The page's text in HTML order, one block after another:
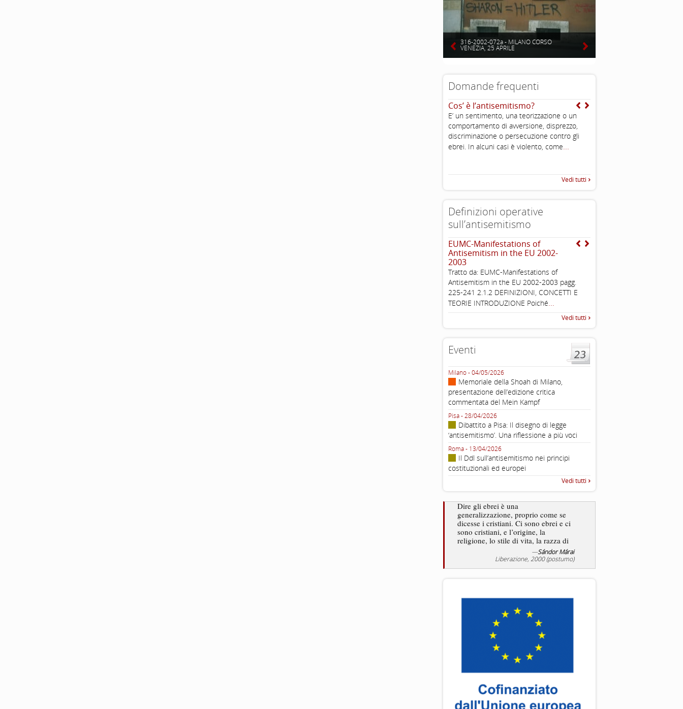
316-2002-072a - MILANO CORSO
VENEZIA, 25 APRILE
Domande frequenti
Cos’ è l’antisemitismo?
E’ un sentimento, una teorizzazione o un
comportamento di avversione, disprezzo,
discriminazione o persecuzione contro gli
ebrei. In alcuni casi è violento, come...
Vedi tutti
Definizioni operative
sull’antisemitismo
EUMC-Manifestations of
Antisemitism in the EU 2002-
2003
Tratto da: EUMC-Manifestations of
Antisemitism in the EU 2002-2003 pagg.
225-241 2.1.2 DEFINIZIONI, CONCETTI E
TEORIE INTRODUZIONE Poiché...
Vedi tutti
Eventi
Milano - 04/05/2026
Memoriale della Shoah di Milano,
presentazione dell’edizione critica
commentata del Mein Kampf
Pisa - 28/04/2026
Dibattito a Pisa: Il disegno di legge
‘antisemitismo’. Una riflessione a più voci
Roma - 13/04/2026
Il Ddl sull’antisemitismo nei principi
costituzionali ed europei
Vedi tutti
Dire gli ebrei è una
generalizzazione, proprio come se
dicesse i cristiani. Ci sono ebrei e ci
sono cristiani, e l’origine, la
religione, lo stile di vita, la razza di
sicuro comportano tanti tratti...
—Sándor Márai
Liberazione, 2000 (postumo)